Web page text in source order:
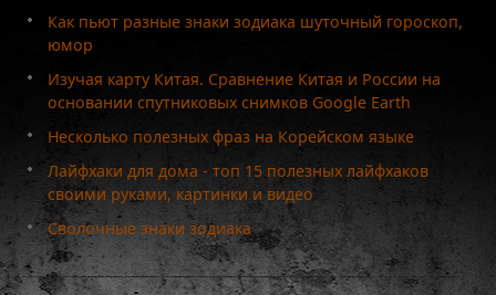
Как пьют разные знаки зодиака шуточный гороскоп,
юмор
Изучая карту Китая. Сравнение Китая и России на
основании спутниковых снимков Google Earth
Несколько полезных фраз на Корейском языке
Лайфхаки для дома - топ 15 полезных лайфхаков
своими руками, картинки и видео
Сволочные знаки зодиака